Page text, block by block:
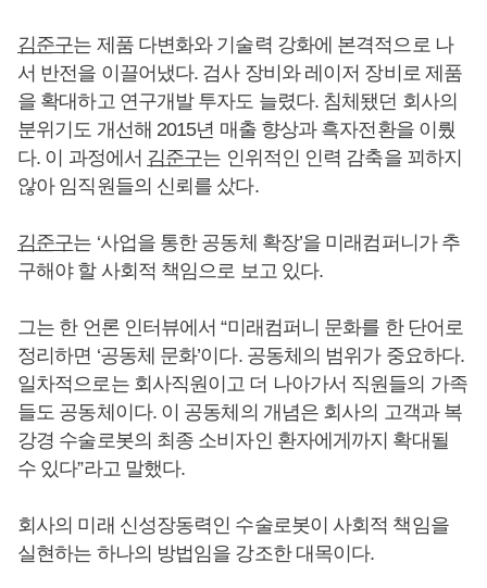
김준구는 제품 다변화와 기술력 강화에 본격적으로 나
서 반전을 이끌어냈다. 검사 장비와 레이저 장비로 제품
을 확대하고 연구개발 투자도 늘렸다. 침체됐던 회사의
분위기도 개선해 2015년 매출 향상과 흑자전환을 이뤘
다. 이 과정에서 김준구는 인위적인 인력 감축을 꾀하지
않아 임직원들의 신뢰를 샀다.
김준구는 ‘사업을 통한 공동체 확장’을 미래컴퍼니가 추
구해야 할 사회적 책임으로 보고 있다.
그는 한 언론 인터뷰에서 “미래컴퍼니 문화를 한 단어로
정리하면 ‘공동체 문화’이다. 공동체의 범위가 중요하다.
일차적으로는 회사직원이고 더 나아가서 직원들의 가족
들도 공동체이다. 이 공동체의 개념은 회사의 고객과 복
강경 수술로봇의 최종 소비자인 환자에게까지 확대될
수 있다”라고 말했다.
회사의 미래 신성장동력인 수술로봇이 사회적 책임을
실현하는 하나의 방법임을 강조한 대목이다.